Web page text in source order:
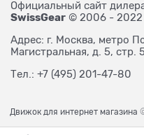
Официальный сайт
SwissGear © 2006 - 2022
Адрес: г. Москва, метро
Магистральная, д. 5, стр.
Тел.: +7 (495) 201-47-80
Движок для интернет магазина